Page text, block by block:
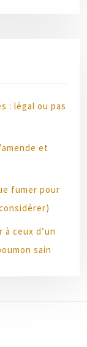
: légal ou pas
et
fumer pour
ceux d’un
sain